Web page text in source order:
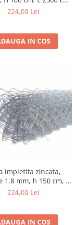
gri
224,00 Lei
IN COS
impletita zincata,
1.8 mm, h 150 cm, L
1000 cm, gri
224,00 Lei
IN COS